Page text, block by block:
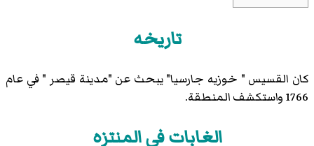
تاريخه
كان القسيس " خوزيه جارسيا" يبحث عن "مدينة قيصر " في عام
1766 واستكشف المنطقة.
الغابات في المنتزه